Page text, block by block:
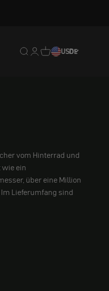
Translation missing:
Translation missing:
Translation
USDDE
vom Hinterrad und
wie ein
über eine Million
Lieferumfang sind